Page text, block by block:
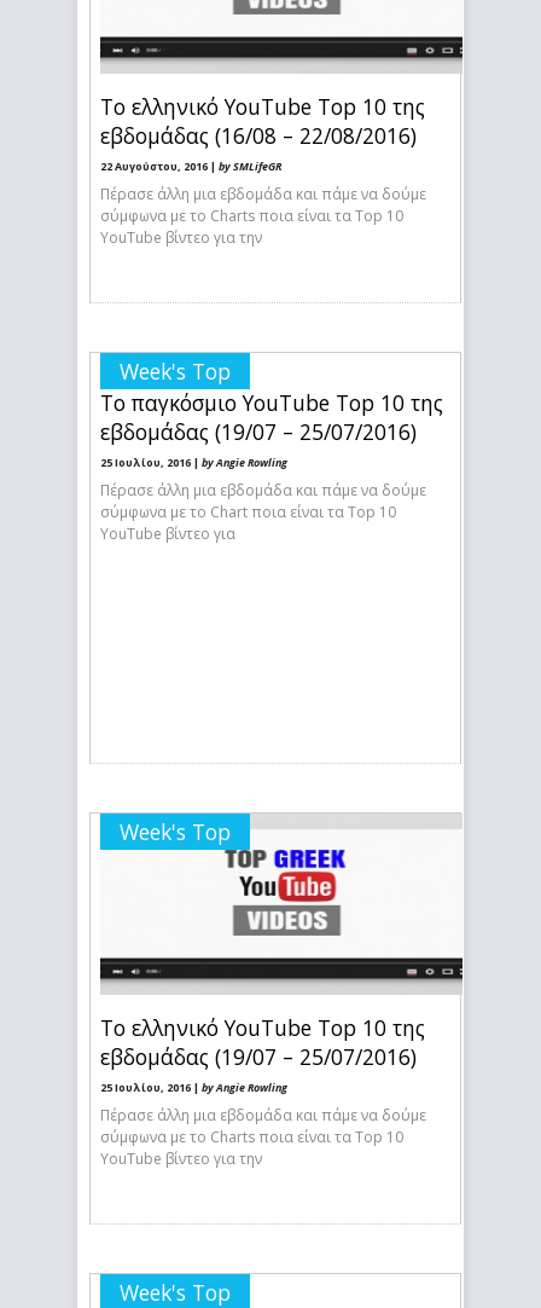
Το ελληνικό YouTube Top 10 της
εβδομάδας (16/08 – 22/08/2016)
22 Αυγούστου, 2016 | by SMLifeGR
Πέρασε άλλη μια εβδομάδα και πάμε να δούμε
σύμφωνα με το Charts ποια είναι τα Top 10
YouTube βίντεο για την
Week's Top
Το παγκόσμιο YouTube Top 10 της
εβδομάδας (19/07 – 25/07/2016)
25 Ιουλίου, 2016 | by Angie Rowling
Πέρασε άλλη μια εβδομάδα και πάμε να δούμε
σύμφωνα με το Chart ποια είναι τα Top 10
YouTube βίντεο για
Week's Top
Το ελληνικό YouTube Top 10 της
εβδομάδας (19/07 – 25/07/2016)
25 Ιουλίου, 2016 | by Angie Rowling
Πέρασε άλλη μια εβδομάδα και πάμε να δούμε
σύμφωνα με το Charts ποια είναι τα Top 10
YouTube βίντεο για την
Week's Top